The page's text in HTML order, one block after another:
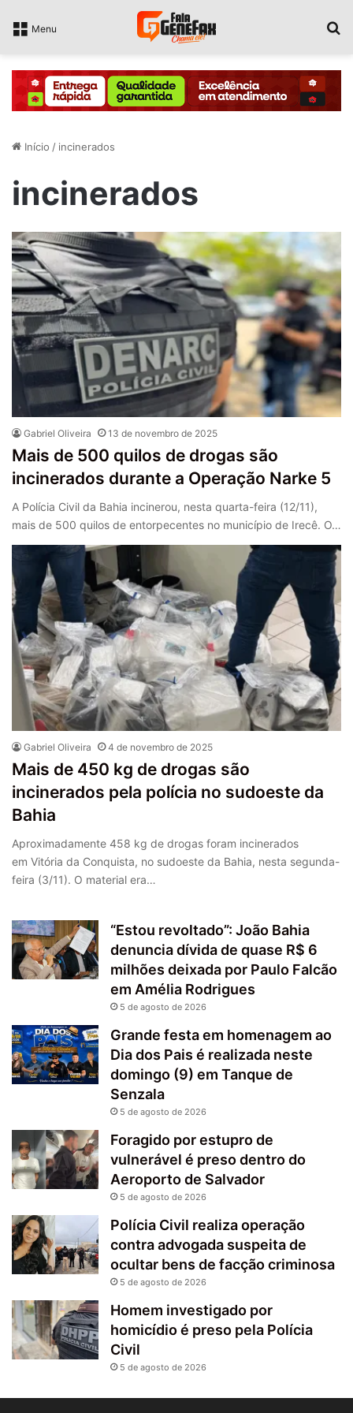
Menu
Início / incinerados
incinerados
Gabriel Oliveira 13 de novembro de 2025
Mais de 500 quilos de drogas são
incinerados durante a Operação Narke 5
A Polícia Civil da Bahia incinerou, nesta quarta-feira (12/11),
mais de 500 quilos de entorpecentes no município de Irecê. O…
Gabriel Oliveira 4 de novembro de 2025
Mais de 450 kg de drogas são
incinerados pela polícia no sudoeste da
Bahia
Aproximadamente 458 kg de drogas foram incinerados
em Vitória da Conquista, no sudoeste da Bahia, nesta segunda-
feira (3/11). O material era…
“Estou revoltado”: João Bahia
denuncia dívida de quase R$ 6
milhões deixada por Paulo Falcão
em Amélia Rodrigues
5 de agosto de 2026
Grande festa em homenagem ao
Dia dos Pais é realizada neste
domingo (9) em Tanque de
Senzala
5 de agosto de 2026
Foragido por estupro de
vulnerável é preso dentro do
Aeroporto de Salvador
5 de agosto de 2026
Polícia Civil realiza operação
contra advogada suspeita de
ocultar bens de facção criminosa
5 de agosto de 2026
Homem investigado por
homicídio é preso pela Polícia
Civil
5 de agosto de 2026